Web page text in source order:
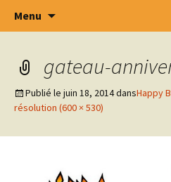
Intercommunale d'
Sociales des
Ath – Mouscron et
.S.C.R.L.
Menu
gateau-
Publié le juin 18, 2014dansHappy
résolution (600 × 530)